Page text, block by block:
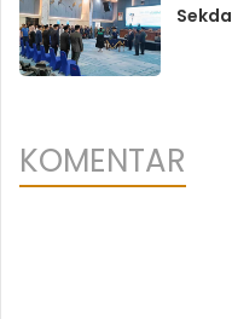
KOMENTAR